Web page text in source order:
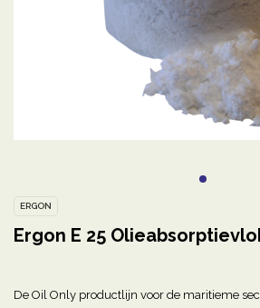
ERGON
Ergon E 25
De Oil Only productlijn voor de maritieme